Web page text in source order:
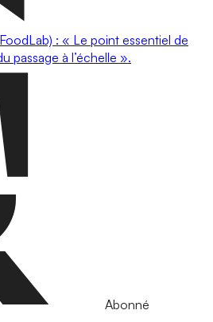
: « Le point essentiel de
passage à l’échelle ».
Abonné